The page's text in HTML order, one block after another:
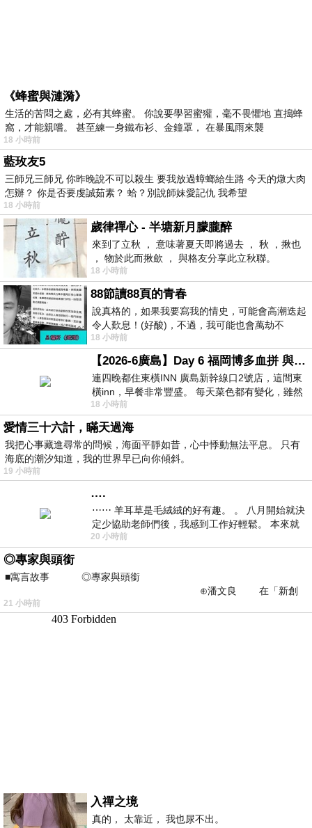
《蜂蜜與漣漪》
生活的苦悶之處，必有其蜂蜜。 你說要學習蜜獾，毫不畏懼地 直搗蜂
窩，才能親嚐。 甚至練一身鐵布衫、金鐘罩， 在暴風雨來襲
18 小時前
藍玫友5
三師兄三師兄 你昨晚說不可以殺生 要我放過蟑螂給生路 今天的燉大肉
怎辦？ 你是否要虔誠茹素？ 蛤？別說師妹愛記仇 我希望
18 小時前
歲律禪心 - 半塘新月朦朧醉
來到了立秋 ， 意味著夏天即將過去 ， 秋 ，揪也
， 物於此而揪歛 ， 與格友分享此立秋聯。
18 小時前
88節讀88頁的青春
說真格的，如果我要寫我的情史，可能會高潮迭起
令人歎息！(好酸)，不過，我可能也會萬劫不
復...，每天跪鍵盤還是被判了花心的罪
18 小時前
【2026-6廣島】Day 6 福岡博多血拼 與機場接送少年司機深夜對談
連四晚都住東橫INN 廣島新幹線口2號店，這間東
橫inn，早餐非常豐盛。 每天菜色都有變化，雖然
看到工作人員拿出料理包加熱，但
18 小時前
愛情三十六計，瞞天過海
我把心事藏進尋常的問候，海面平靜如昔，心中悸動無法平息。 只有
海底的潮汐知道，我的世界早已向你傾斜。
19 小時前
….
⋯⋯ 羊耳草是毛絨絨的好有趣。 。 八月開始就決
定少協助老師們後，我感到工作好輕鬆。 本來就
不是我的工作啊。 真
20 小時前
◎專家與頭銜
■寓言故事 ◎專家與頭銜
⊕潘文良 在「新創
之谷」裡——
21 小時前
入禪之境
真的， 太靠近， 我也尿不出。